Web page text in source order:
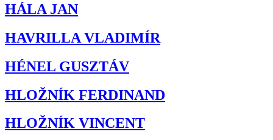
HÁLA JAN
HAVRILLA VLADIMÍR
HÉNEL GUSZTÁV
HLOŽNÍK FERDINAND
HLOŽNÍK VINCENT